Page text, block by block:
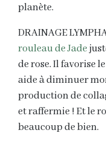
planète.
DRAINAGE
rouleau de Jade
de rose. Il favorise
aide à diminuer
production de
et raffermie ! Et le
beaucoup de bien.